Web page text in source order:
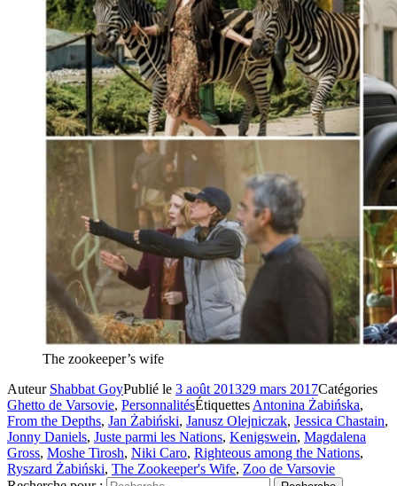
The zookeeper’s wife
Auteur Shabbat GoyPublié le 3 août 201329 mars 2017Catégories
Ghetto de Varsovie, PersonnalitésÉtiquettes Antonina Żabińska,
From the Depths, Jan Żabiński, Janusz Olejniczak, Jessica Chastain,
Jonny Daniels, Juste parmi les Nations, Kenigswein, Magdalena
Gross, Moshe Tirosh, Niki Caro, Righteous among the Nations,
Ryszard Żabiński, The Zookeeper's Wife, Zoo de Varsovie